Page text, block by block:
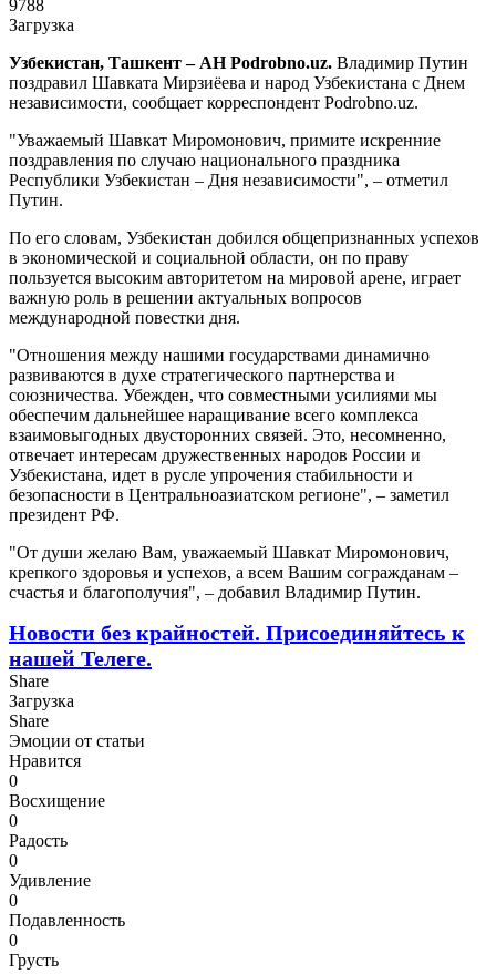
9788
Загрузка
Узбекистан, Ташкент – АН Podrobno.uz. Владимир Путин
поздравил Шавката Мирзиёева и народ Узбекистана с Днем
независимости, сообщает корреспондент Podrobno.uz.
"Уважаемый Шавкат Миромонович, примите искренние
поздравления по случаю национального праздника
Республики Узбекистан ‒ Дня независимости", – отметил
Путин.
По его словам, Узбекистан добился общепризнанных успехов
в экономической и социальной области, он по праву
пользуется высоким авторитетом на мировой арене, играет
важную роль в решении актуальных вопросов
международной повестки дня.
"Отношения между нашими государствами динамично
развиваются в духе стратегического партнерства и
союзничества. Убежден, что совместными усилиями мы
обеспечим дальнейшее наращивание всего комплекса
взаимовыгодных двусторонних связей. Это, несомненно,
отвечает интересам дружественных народов России и
Узбекистана, идет в русле упрочения стабильности и
безопасности в Центральноазиатском регионе", – заметил
президент РФ.
"От души желаю Вам, уважаемый Шавкат Миромонович,
крепкого здоровья и успехов, а всем Вашим согражданам ‒
счастья и благополучия", – добавил Владимир Путин.
Новости без крайностей. Присоединяйтесь к
нашей Телеге.
Share
Загрузка
Share
Эмоции от статьи
Нравится
0
Восхищение
0
Радость
0
Удивление
0
Подавленность
0
Грусть